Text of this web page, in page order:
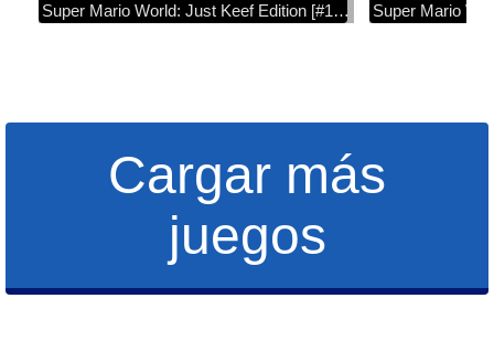
Super Mario World: Just Keef Edition [#1] • Super Mario World ROM Hack (Playthrough)
Cargar más
juegos